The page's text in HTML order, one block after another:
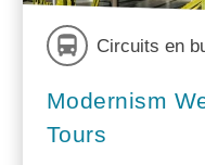
Circuits en
Modernism
Tours